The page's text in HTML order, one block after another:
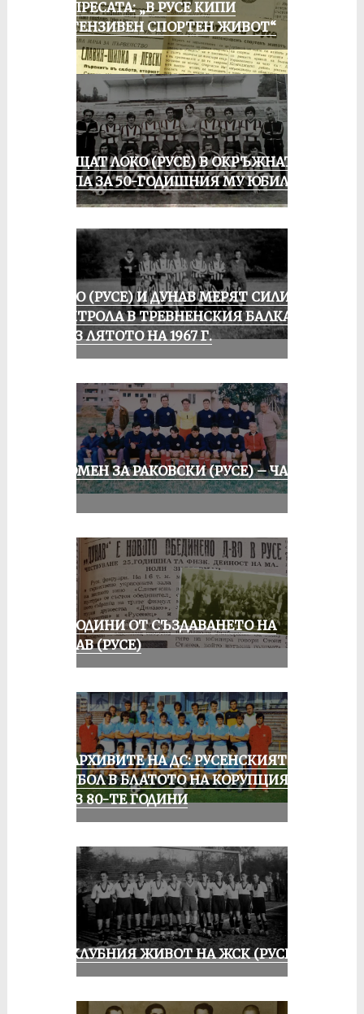
ОТ ПРЕСАТА: „В РУСЕ КИПИ
ИНТЕНЗИВЕН СПОРТЕН ЖИВОТ“
ПРАЩАТ ЛОКО (РУСЕ) В ОКРЪЖНАТА
ГРУПА ЗА 50-ГОДИШНИЯ МУ ЮБИЛЕЙ
ЛОКО (РУСЕ) И ДУНАВ МЕРЯТ СИЛИ В
КОНТРОЛА В ТРЕВНЕНСКИЯ БАЛКАН
ПРЕЗ ЛЯТОТО НА 1967 Г.
СПОМЕН ЗА РАКОВСКИ (РУСЕ) – ЧАСТ
70 ГОДИНИ ОТ СЪЗДАВАНЕТО НА
ДУНАВ (РУСЕ)
ИЗ АРХИВИТЕ НА ДС: РУСЕНСКИЯТ
ФУТБОЛ В БЛАТОТО НА КОРУПЦИЯТА
ПРЕЗ 80-ТЕ ГОДИНИ
ИЗ КЛУБНИЯ ЖИВОТ НА ЖСК (РУСЕ)